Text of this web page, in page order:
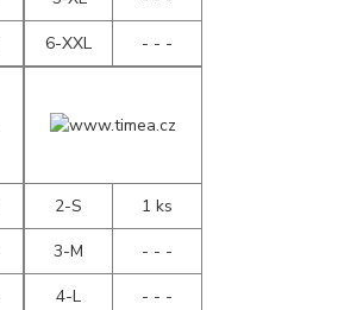
6-XXL
- - -
2-S
1 ks
3-M
- - -
4-L
- - -